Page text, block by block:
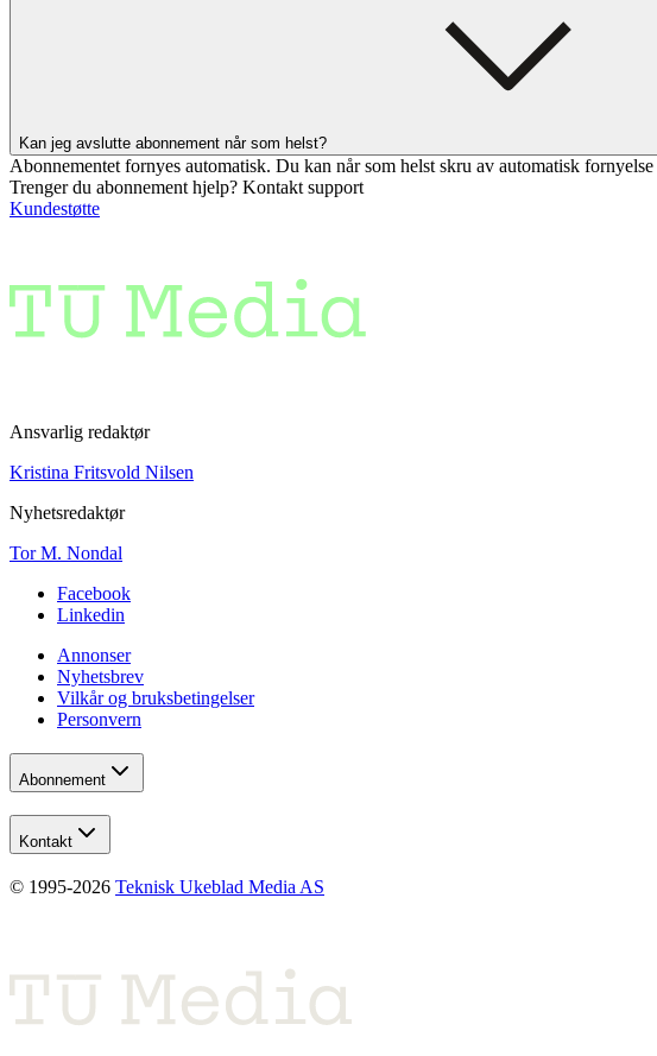
Kan jeg avslutte abonnement når som helst?
Abonnementet fornyes automatisk. Du kan når som helst skru av automatisk
Trenger du abonnement hjelp? Kontakt support
Kundestøtte
Ansvarlig redaktør
Kristina Fritsvold Nilsen
Nyhetsredaktør
Tor M. Nondal
Facebook
Linkedin
Annonser
Nyhetsbrev
Vilkår og bruksbetingelser
Personvern
Abonnement
Kontakt
© 1995-2026 Teknisk Ukeblad Media AS